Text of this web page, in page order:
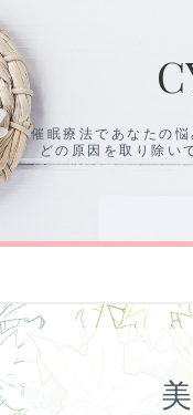
ン
テ
ン
ツ
に
ス
キ
プ
催眠療法であなたの
どの原因を取り除い